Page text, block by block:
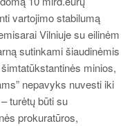
vartojimo stabilumą
Vilniuje su eilinėm
sutinkami šiaudinėmis
minios,
nepavyks nuvesti iki
turėtų būti su
prokuratūros,